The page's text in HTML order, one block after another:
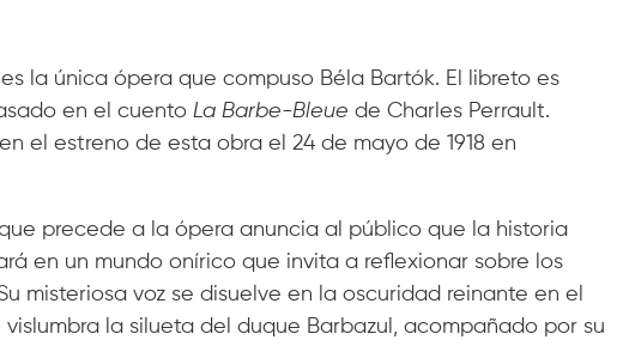
es la única ópera que compuso Béla Bartók. El libreto es
en el cuento La Barbe-Bleue de Charles Perrault.
el estreno de esta obra el 24 de mayo de 1918 en
precede a la ópera anuncia al público que la historia
en un mundo onírico que invita a reflexionar sobre los
misteriosa voz se disuelve en la oscuridad reinante en el
la silueta del duque Barbazul, acompañado por su